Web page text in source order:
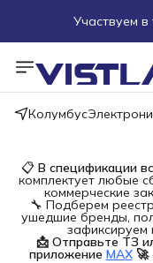
Участвуем
Поможем
Более 100 000
Колумбус
📋 В спецификации
комплектует любые
коммерческие
🔧 Подберем
ушедшие бренды,
зафиксируем
📩 Отправьте ТЗ
приложение MAX 🚀